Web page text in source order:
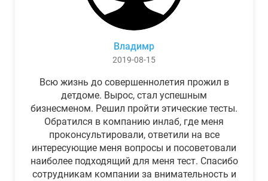
Владимр
2019-08-15
Всю жизнь до совершеннолетия прожил в
детдоме. Вырос, стал успешным
бизнесменом. Решил пройти этические тесты.
Обратился в компанию инлаб, где меня
проконсультировали, ответили на все
интересующие меня вопросы и посоветовали
наиболее подходящий для меня тест. Спасибо
сотрудникам компании за внимательность и